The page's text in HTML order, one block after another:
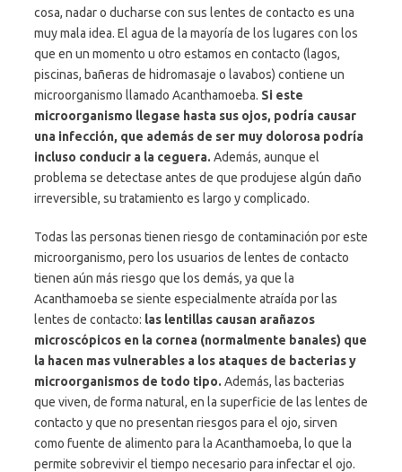
cosa, nadar o ducharse con sus lentes de contacto es una
muy mala idea. El agua de la mayoría de los lugares con los
que en un momento u otro estamos en contacto (lagos,
piscinas, bañeras de hidromasaje o lavabos) contiene un
microorganismo llamado Acanthamoeba. Si este
microorganismo llegase hasta sus ojos, podría causar
una infección, que además de ser muy dolorosa podría
incluso conducir a la ceguera. Además, aunque el
problema se detectase antes de que produjese algún daño
irreversible, su tratamiento es largo y complicado.
Todas las personas tienen riesgo de contaminación por este
microorganismo, pero los usuarios de lentes de contacto
tienen aún más riesgo que los demás, ya que la
Acanthamoeba se siente especialmente atraída por las
lentes de contacto: las lentillas causan arañazos
microscópicos en la cornea (normalmente banales) que
la hacen mas vulnerables a los ataques de bacterias y
microorganismos de todo tipo. Además, las bacterias
que viven, de forma natural, en la superficie de las lentes de
contacto y que no presentan riesgos para el ojo, sirven
como fuente de alimento para la Acanthamoeba, lo que la
permite sobrevivir el tiempo necesario para infectar el ojo.